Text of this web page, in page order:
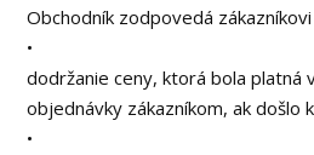
Obchodník zodpovedá
•
dodržanie ceny, ktorá bola platná
objednávky zákazníkom, ak došlo
•